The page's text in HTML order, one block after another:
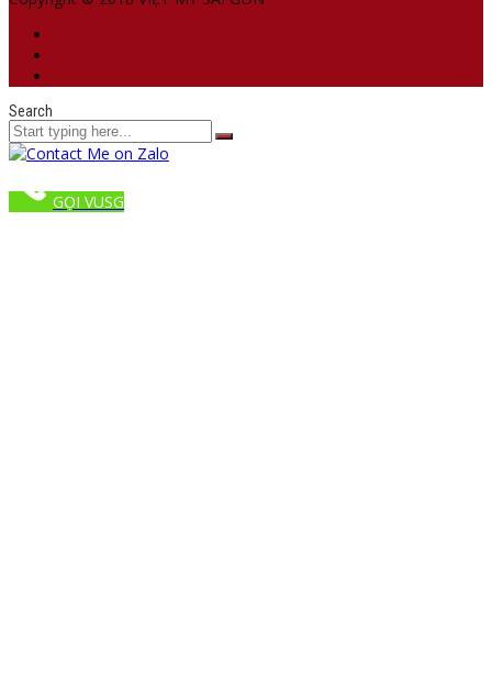
Search
GỌI VUSG